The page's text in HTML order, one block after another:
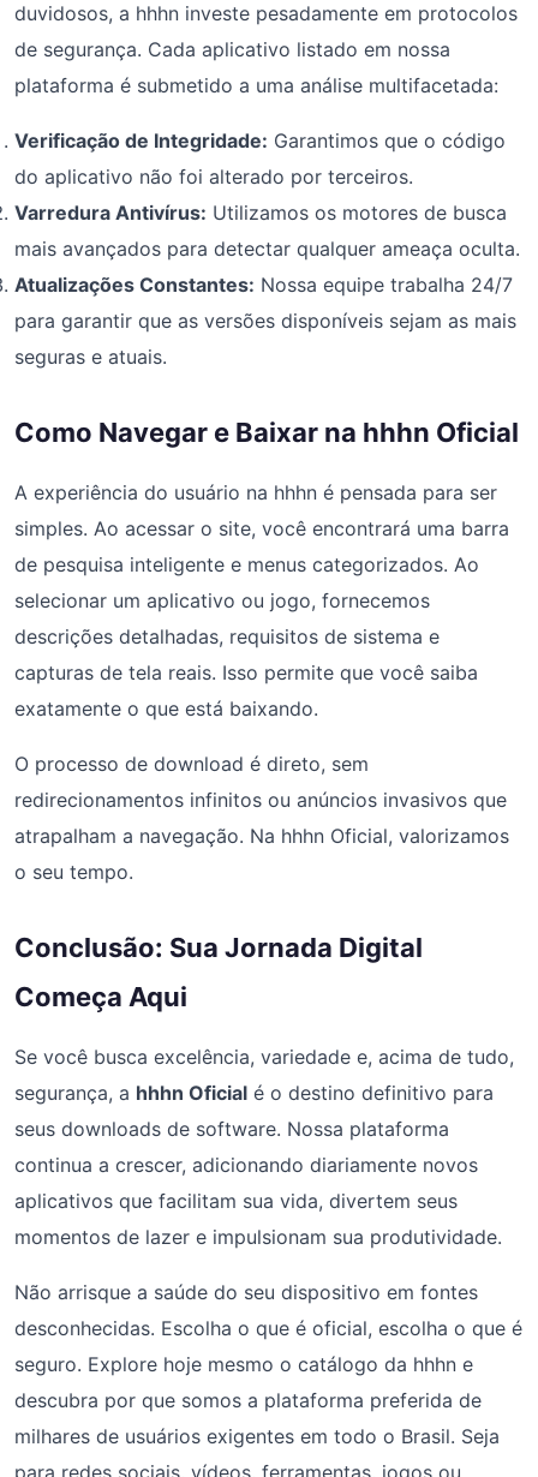
duvidosos, a hhhn investe pesadamente em protocolos
de segurança. Cada aplicativo listado em nossa
plataforma é submetido a uma análise multifacetada:
Verificação de Integridade: Garantimos que o código
do aplicativo não foi alterado por terceiros.
Varredura Antivírus: Utilizamos os motores de busca
mais avançados para detectar qualquer ameaça oculta.
Atualizações Constantes: Nossa equipe trabalha 24/7
para garantir que as versões disponíveis sejam as mais
seguras e atuais.
Como Navegar e Baixar na hhhn Oficial
A experiência do usuário na hhhn é pensada para ser
simples. Ao acessar o site, você encontrará uma barra
de pesquisa inteligente e menus categorizados. Ao
selecionar um aplicativo ou jogo, fornecemos
descrições detalhadas, requisitos de sistema e
capturas de tela reais. Isso permite que você saiba
exatamente o que está baixando.
O processo de download é direto, sem
redirecionamentos infinitos ou anúncios invasivos que
atrapalham a navegação. Na hhhn Oficial, valorizamos
o seu tempo.
Conclusão: Sua Jornada Digital
Começa Aqui
Se você busca excelência, variedade e, acima de tudo,
segurança, a hhhn Oficial é o destino definitivo para
seus downloads de software. Nossa plataforma
continua a crescer, adicionando diariamente novos
aplicativos que facilitam sua vida, divertem seus
momentos de lazer e impulsionam sua produtividade.
Não arrisque a saúde do seu dispositivo em fontes
desconhecidas. Escolha o que é oficial, escolha o que é
seguro. Explore hoje mesmo o catálogo da hhhn e
descubra por que somos a plataforma preferida de
milhares de usuários exigentes em todo o Brasil. Seja
para redes sociais, vídeos, ferramentas, jogos ou